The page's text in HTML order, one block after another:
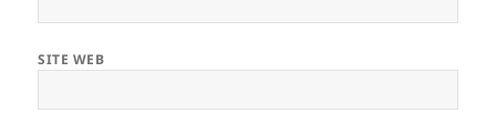
SITE WEB